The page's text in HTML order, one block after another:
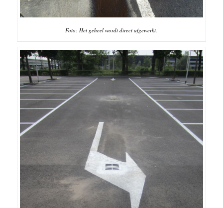
Foto: Het geheel wordt direct afgewerkt.